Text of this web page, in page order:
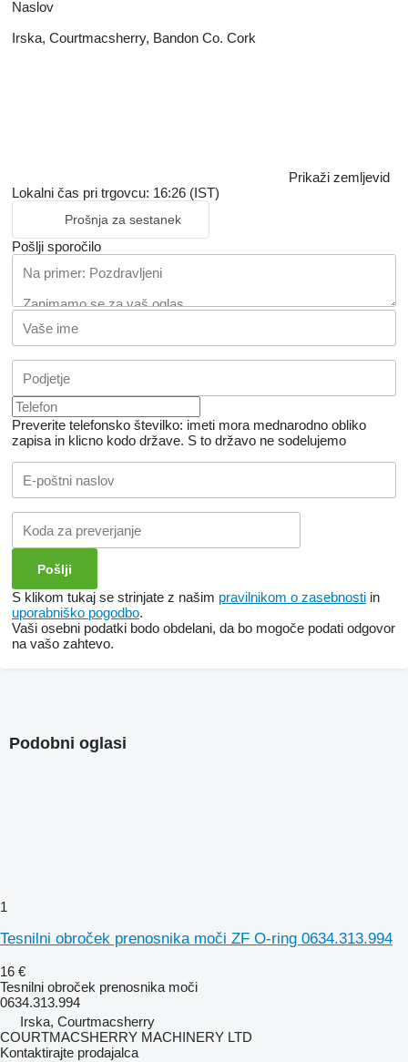
Naslov
Irska, Courtmacsherry, Bandon Co. Cork
Prikaži zemljevid
Lokalni čas pri trgovcu: 16:26 (IST)
Prošnja za sestanek
Pošlji sporočilo
Preverite telefonsko številko: imeti mora mednarodno obliko
zapisa in klicno kodo države. S to državo ne sodelujemo
S klikom tukaj se strinjate z našim pravilnikom o zasebnosti in
uporabniško pogodbo.
Vaši osebni podatki bodo obdelani, da bo mogoče podati odgovor
na vašo zahtevo.
Podobni oglasi
1
Tesnilni obroček prenosnika moči ZF O-ring 0634.313.994
16 €
Tesnilni obroček prenosnika moči
0634.313.994
Irska, Courtmacsherry
COURTMACSHERRY MACHINERY LTD
Kontaktirajte prodajalca